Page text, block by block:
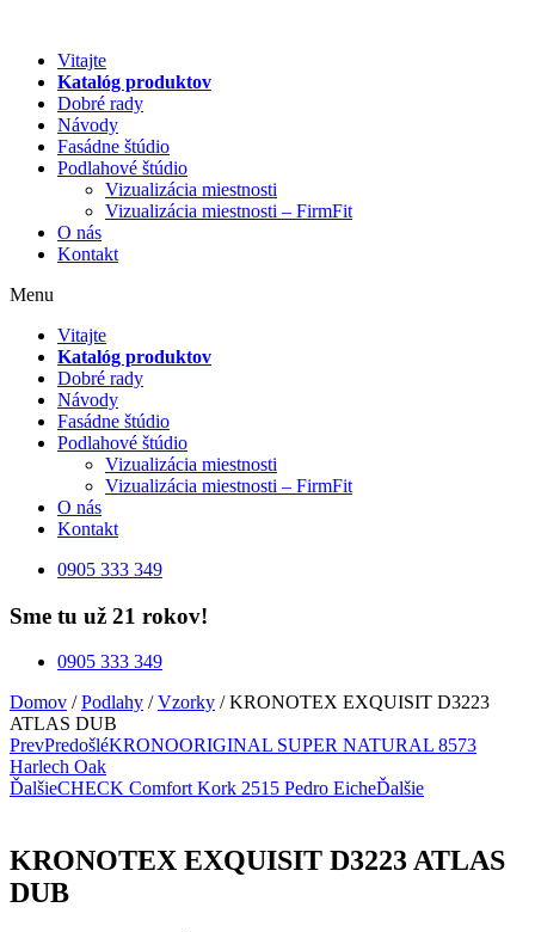
obsah
Vitajte
Katalóg produktov
Dobré rady
Návody
Fasádne štúdio
Podlahové štúdio
Vizualizácia miestnosti
Vizualizácia miestnosti – FirmFit
O nás
Kontakt
Menu
Vitajte
Katalóg produktov
Dobré rady
Návody
Fasádne štúdio
Podlahové štúdio
Vizualizácia miestnosti
Vizualizácia miestnosti – FirmFit
O nás
Kontakt
0905 333 349
Sme tu už 21 rokov!
0905 333 349
Domov /Podlahy /Vzorky / KRONOTEX EXQUISIT D3223
ATLAS DUB
PrevPredošléKRONOORIGINAL SUPER NATURAL 8573
Harlech Oak
ĎalšieCHECK Comfort Kork 2515 Pedro EicheĎalšie
KRONOTEX EXQUISIT D3223 ATLAS
DUB